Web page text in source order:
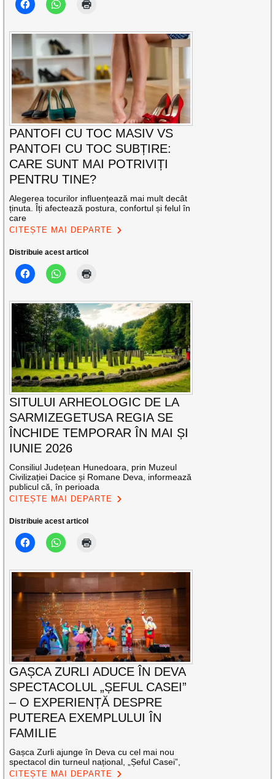
PANTOFI CU TOC MASIV VS
PANTOFI CU TOC SUBȚIRE:
CARE SUNT MAI POTRIVIȚI
PENTRU TINE?
Alegerea tocurilor influențează mai mult decât
ținuta. Îți afectează postura, confortul și felul în
care
CITEȘTE MAI DEPARTE
Distribuie acest articol
SITULUI ARHEOLOGIC DE LA
SARMIZEGETUSA REGIA SE
ÎNCHIDE TEMPORAR ÎN MAI ȘI
IUNIE 2026
Consiliul Județean Hunedoara, prin Muzeul
Civilizației Dacice și Romane Deva, informează
publicul că, în perioada
CITEȘTE MAI DEPARTE
Distribuie acest articol
GAȘCA ZURLI ADUCE ÎN DEVA
SPECTACOLUL „ȘEFUL CASEI”
– O EXPERIENȚĂ DESPRE
PUTEREA EXEMPLULUI ÎN
FAMILIE
Gașca Zurli ajunge în Deva cu cel mai nou
spectacol din turneul național, „Șeful Casei”,
CITEȘTE MAI DEPARTE